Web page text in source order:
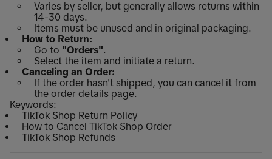
Varies by seller, but generally allows returns within
14-30 days.
Items must be unused and in original packaging.
How to Return:
Go to "Orders".
Select the item and initiate a return.
Canceling an Order:
If the order hasn't shipped, you can cancel it from
the order details page.
Keywords:
TikTok Shop Return Policy
How to Cancel TikTok Shop Order
TikTok Shop Refunds